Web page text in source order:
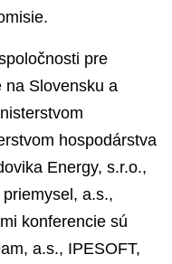
pre
na Slovensku a
hospodárstva
Energy, s.r.o.,
a.s.,
konferencie sú
a.s., IPESOFT,